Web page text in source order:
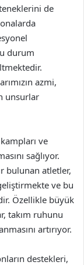
de
durum
azmi,
unsurlar
ve
sağlıyor.
bulunan atletler,
ve bu
Özellikle büyük
takım ruhunu
artırıyor.
destekleri,